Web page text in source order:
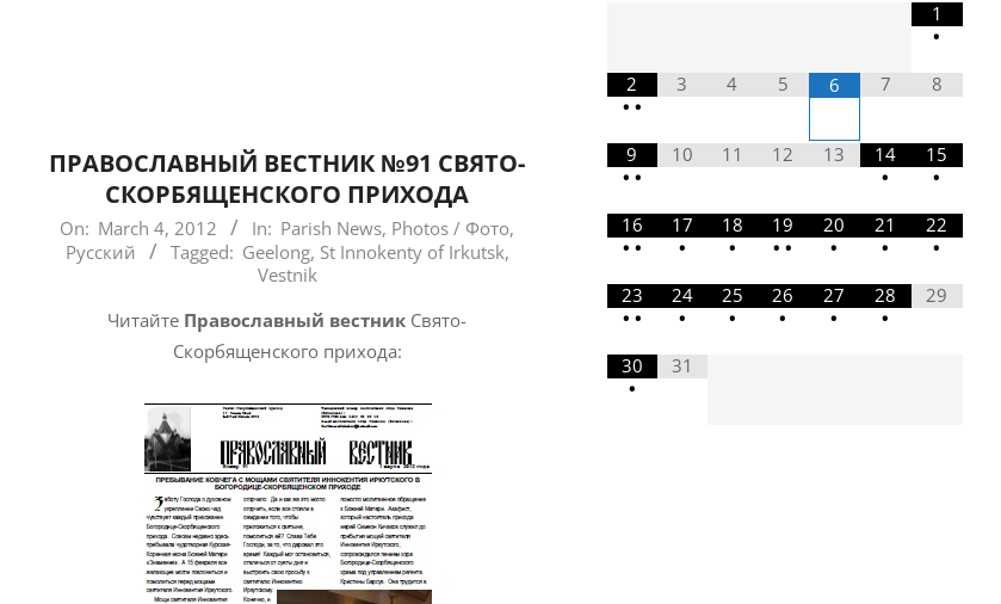
ПРАВОСЛАВНЫЙ ВЕСТНИК №91 СВЯТО-
СКОРБЯЩЕНСКОГО ПРИХОДА
2012-
On: March 4, 2012 In: Parish News, Photos / Фото,
Русский
Tagged: Geelong, St Innokenty of Irkutsk,
Vestnik
Читайте Православный вестник Свято-
Скорбященского прихода:
1
•
2
• •
3 4 5 6 7 8
9
• •
10 11 12 13
14
•
15
•
16
• •
17
•
18
•
19
• •
20
•
21
•
22
•
23
• •
24
•
25
•
26
•
27
•
28
•
29
30
•
31